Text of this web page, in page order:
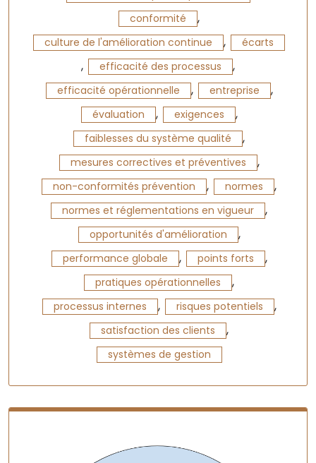
conformité ,
culture de l'amélioration continue , écarts
, efficacité des processus ,
efficacité opérationnelle , entreprise ,
évaluation , exigences ,
faiblesses du système qualité ,
mesures correctives et préventives ,
non-conformités prévention , normes ,
normes et réglementations en vigueur ,
opportunités d'amélioration ,
performance globale , points forts ,
pratiques opérationnelles ,
processus internes , risques potentiels ,
satisfaction des clients ,
systèmes de gestion